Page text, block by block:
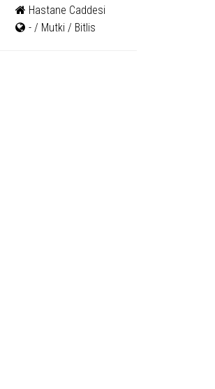
Hastane Caddesi
- / Mutki / Bitlis